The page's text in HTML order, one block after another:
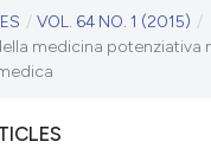
/ VOL. 64 NO. 1 (2015) /
medicina potenziativa